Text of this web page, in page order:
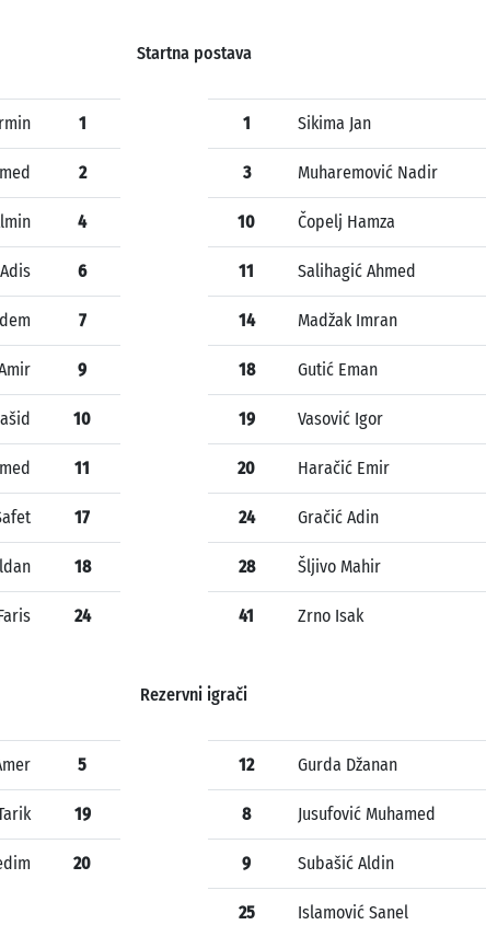
Startna postava
1
2
4
6
7
9
10
11
17
18
24
1 Sikima Jan
3 Muharemović Nadir
10 Čopelj Hamza
11 Salihagić Ahmed
14 Madžak Imran
18 Gutić Eman
19 Vasović Igor
20 Haračić Emir
24 Gračić Adin
28 Šljivo Mahir
41 Zrno Isak
Rezervni igrači
5
19
20
12 Gurda Džanan
8 Jusufović Muhamed
9 Subašić Aldin
25 Islamović Sanel